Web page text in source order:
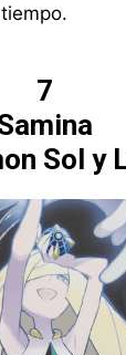
7
Sol y